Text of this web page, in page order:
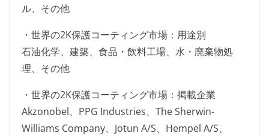
ル、その他
・世界の2K保護コーティング市場：用途別
石油化学、建築、食品・飲料工場、水・廃棄物処
理、その他
・世界の2K保護コーティング市場：掲載企業
Akzonobel、PPG Industries、The Sherwin-
Williams Company、Jotun A/S、Hempel A/S、